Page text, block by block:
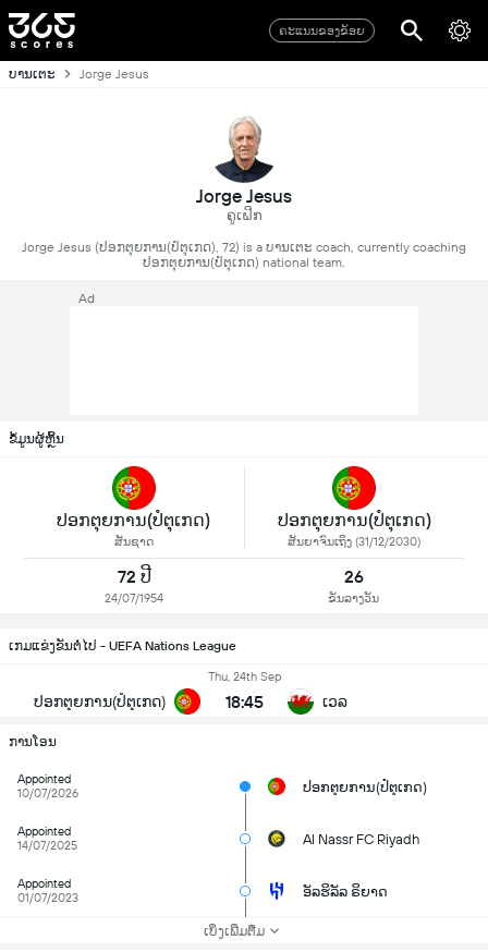
ຄະແນນຂອງຂ້ອຍ
ບານເຕະ Jorge Jesus
Jorge Jesus
ຄູເຝິກ
Jorge Jesus (ປອກຕຸຍການ(ປໍຕຸເກດ), 72) is a ບານເຕະ coach, currently coaching
ປອກຕຸຍການ(ປໍຕຸເກດ) national team.
Ad
ຂໍ້ມູນຜູ້ຫຼິ້ນ
ປອກຕຸຍການ(ປໍຕຸເກດ)
ສັນຊາດ
ປອກຕຸຍການ(ປໍຕຸເກດ)
ສັນຍາຈົນເຖິງ (31/12/2030)
72 ປີ
24/07/1954
26
ຂັນລາງວັນ
ເກມແຂ່ງຂັນຕໍ່ໄປ - UEFA Nations League
ປອກຕຸຍການ(ປໍຕຸເກດ)
Thu, 24th Sep
18:45 ເວລ
ການໂອນ
Appointed
10/07/2026
ປອກຕຸຍການ(ປໍຕຸເກດ)
Appointed
14/07/2025
Al Nassr FC Riyadh
Appointed
01/07/2023
ອັລຮິລັລ ຣິຍາດ
ເບິ່ງເພີ່ມຕື່ມ